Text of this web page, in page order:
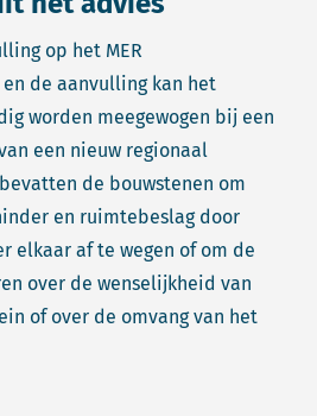
op het MER
en de aanvulling kan het
worden meegewogen bij een
een nieuw regionaal
de bouwstenen om
en ruimtebeslag door
elkaar af te wegen of om de
over de wenselijkheid van
of over de omvang van het